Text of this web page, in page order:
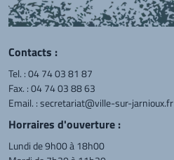
Contacts :
Tel. :04 74 03 81 87
Fax. : 04 74 03 88 63
Email. :secretariat@ville-sur-jarnioux.fr
Horraires d'ouverture :
Lundi de 9h00 à 18h00